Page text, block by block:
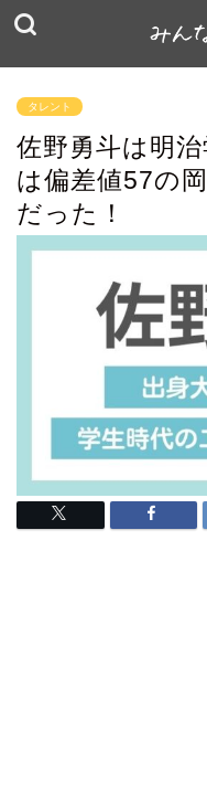
タレント
佐野勇斗は明
は偏差値57の
だった！